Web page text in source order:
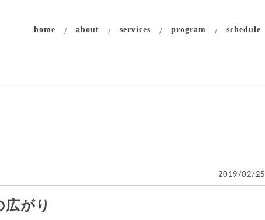
home about services program schedule
2019/02/25
がり